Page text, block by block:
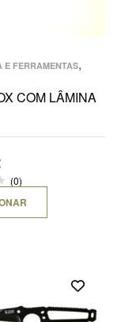
E FERRAMENTAS,
COM LÂMINA
(0)